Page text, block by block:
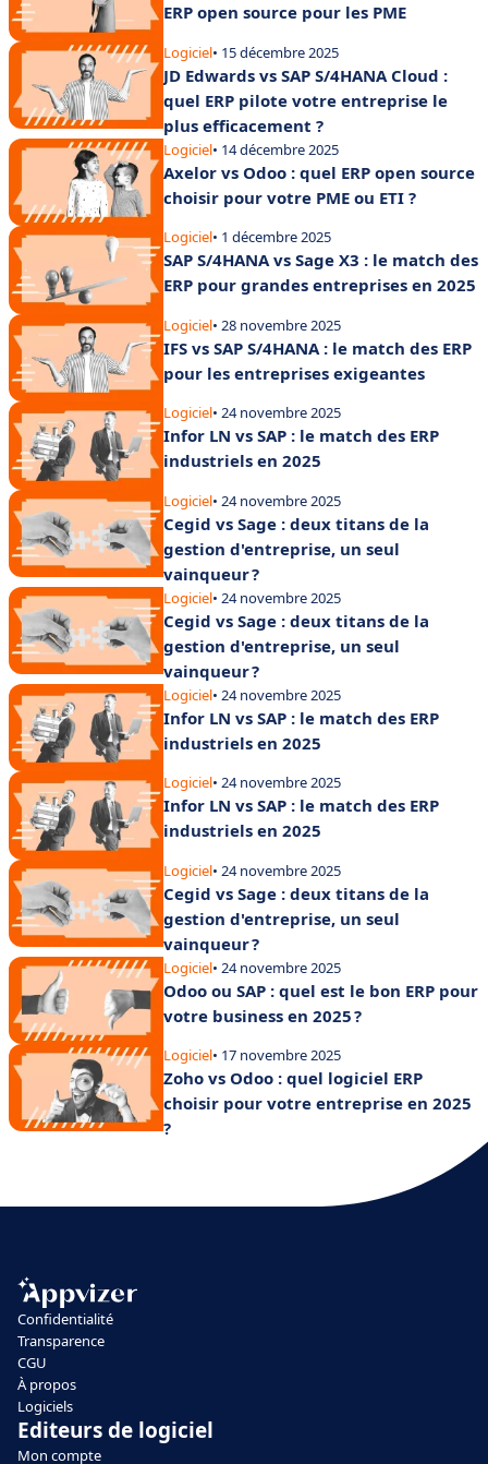
ERP open source pour les PME
Logiciel• 15 décembre 2025
JD Edwards vs SAP S/4HANA Cloud :
quel ERP pilote votre entreprise le
plus efficacement ?
Logiciel• 14 décembre 2025
Axelor vs Odoo : quel ERP open source
choisir pour votre PME ou ETI ?
Logiciel• 1 décembre 2025
SAP S/4HANA vs Sage X3 : le match des
ERP pour grandes entreprises en 2025
Logiciel• 28 novembre 2025
IFS vs SAP S/4HANA : le match des ERP
pour les entreprises exigeantes
Logiciel• 24 novembre 2025
Infor LN vs SAP : le match des ERP
industriels en 2025
Logiciel• 24 novembre 2025
Cegid vs Sage : deux titans de la
gestion d'entreprise, un seul
vainqueur ?
Logiciel• 24 novembre 2025
Cegid vs Sage : deux titans de la
gestion d'entreprise, un seul
vainqueur ?
Logiciel• 24 novembre 2025
Infor LN vs SAP : le match des ERP
industriels en 2025
Logiciel• 24 novembre 2025
Infor LN vs SAP : le match des ERP
industriels en 2025
Logiciel• 24 novembre 2025
Cegid vs Sage : deux titans de la
gestion d'entreprise, un seul
vainqueur ?
Logiciel• 24 novembre 2025
Odoo ou SAP : quel est le bon ERP pour
votre business en 2025 ?
Logiciel• 17 novembre 2025
Zoho vs Odoo : quel logiciel ERP
choisir pour votre entreprise en 2025
?
Confidentialité
Transparence
CGU
À propos
Logiciels
Editeurs de logiciel
Mon compte